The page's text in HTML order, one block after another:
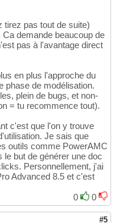
tirez pas tout de suite)
demande beaucoup de
pas à l'avantage direct
en plus l'approche du
phase de modélisation.
plein de bugs, et non-
= tu recommence tout).
c'est que l'on y trouve
Je sais que
outils comme PowerAMC
but de générer une doc
Personnellement, j'ai
Advanced 8.5 et c'est
0
0
#5